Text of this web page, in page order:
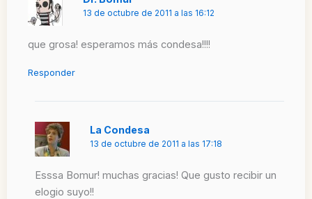
13 de octubre de 2011 a las 16:12
que grosa! esperamos más condesa!!!!
Responder
La Condesa
13 de octubre de 2011 a las 17:18
Esssa Bomur! muchas gracias! Que gusto recibir un
elogio suyo!!